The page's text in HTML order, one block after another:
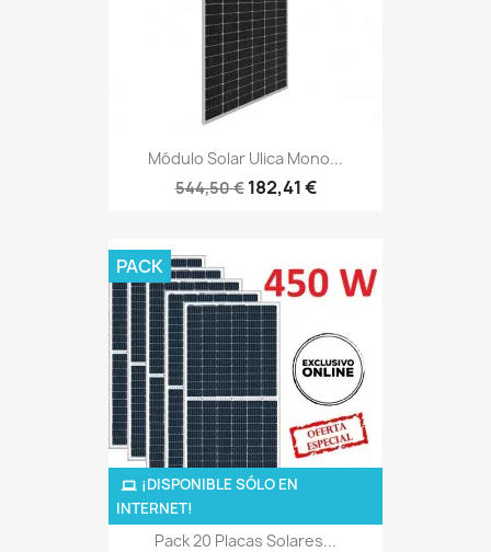
Módulo Solar Ulica Mono...
544,50 € 182,41 €
Pack 20 Placas Solares...
¡DISPONIBLE SÓLO EN
INTERNET!
PACK